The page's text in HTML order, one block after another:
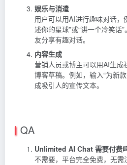
娱乐与消遣
用户可以用AI进行趣味对话，
述你的星球”或“讲一个冷笑话
友分享有趣对话。
内容生成
营销人员或博主可以用AI生成
博客草稿。例如，输入“为新
成吸引人的宣传文本。
QA
Unlimited AI Chat 需要付费
不需要，平台完全免费，无需